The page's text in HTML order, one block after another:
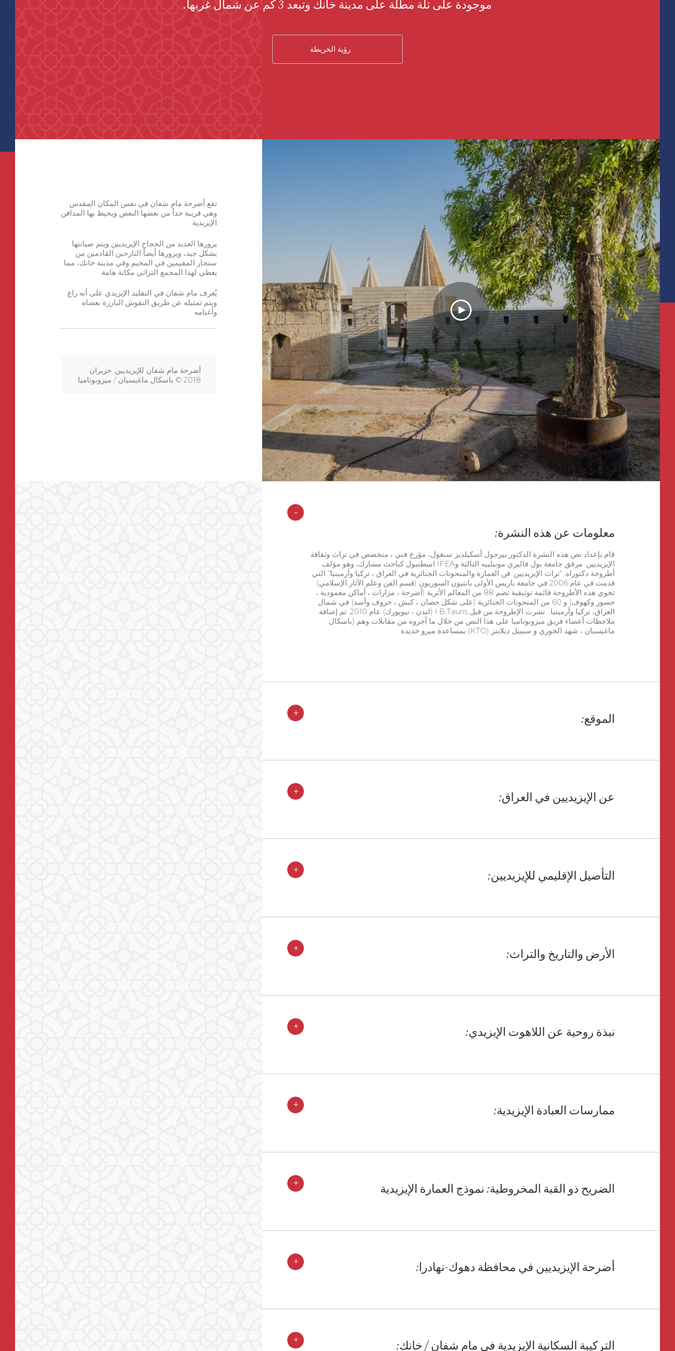
موجودة على تلة مطلة على مدينة خانك وتبعد 3 كم عن شمال غربها.
رؤية الخريطة
تقع أضرحة مام شفان في نفس المكان المقدس
وهي قريبة جداً من بعضها البعض ويحيط بها المدافن
الإيزيدية.
يزورها العديد من الحجاج الإيزيديين ويتم صيانتها
بشكل جيد، ويزورها أيضاً النازحين القادمين من
سنجار المقيمين في المخيم وفي مدينة خانك، مما
يعطي لهذا المجمع التراثي مكانة هامة.
يُعرف مام شفان في التقليد الإيزيدي على أنه راع
ويتم تمثيله عن طريق النقوش البارزة بعصاه
وأغنامه.
أضرحة مام شفان للإيزيديين. حزيران
2018 © باسكال ماغيسيان / ميزوبوتاميا
-
معلومات عن هذه النشرة:
قام بإعداد نص هذه النشرة الدكتور بيرجول أسكيلديز سنغول، مؤرخ فني ، متخصص في تراث وثقافة
الإيزيديين. مرفق جامعة بول فاليري مونبلييه الثالثة وIFEA اسطنبول كباحث مشارك، وهو مؤلف
أطروحة دكتوراه: “تراث الإيزيديين: فن العمارة والمنحوتات الجنائزية في العراق ، تركيا وأرمينيا” التي
قدمت في عام 2006 في جامعة باريس الأولى بانتيون السوربون (قسم الفن وعلم الآثار الإسلامي).
تحوي هذه الأطروحة قائمة توثيقية تضم 88 من المعالم الأثرية (أضرحة ، مزارات ، أماكن معمودية ،
جسور وكهوف) و 60 من المنحوتات الجنائزية (على شكل حصان ، كبش ، خروف وأسد) في شمال
العراق، تركيا وأرمينيا. نشرت الإطروحة من قبل I.B.Tauris (لندن ، نيويورك) عام 2010. تم إضافة
ملاحظات أعضاء فريق ميزوبوتاميا على هذا النص من خلال ما أجروه من مقابلات وهم [باسكال
ماغيسيان ، شهد الخوري و سيبيل ديلايتر (KTO) بمساعدة ميرو خديدة.
+ الموقع:
+ عن الإيزيديين في العراق:
+ التأصيل الإقليمي للإيزيديين:
+ الأرض والتاريخ والتراث:
+ نبذة روحية عن اللاهوت الإيزيدي:
+ ممارسات العبادة الإيزيدية:
+ الضريح ذو القبة المخروطية: نموذج العمارة الإيزيدية
+ أضرحة الإيزيديين في محافظة دهوك-نهادرا:
+ التركيبة السكانية الإيزيدية في مام شفان / خانك: